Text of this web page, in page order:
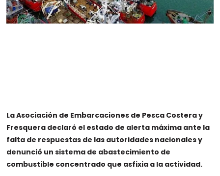
La Asociación de Embarcaciones de Pesca Costera y
Fresquera declaró el estado de alerta máxima ante la
falta de respuestas de las autoridades nacionales y
denunció un sistema de abastecimiento de
combustible concentrado que asfixia a la actividad.